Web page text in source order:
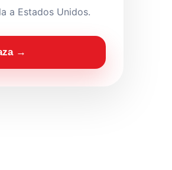
a Estados Unidos.
→